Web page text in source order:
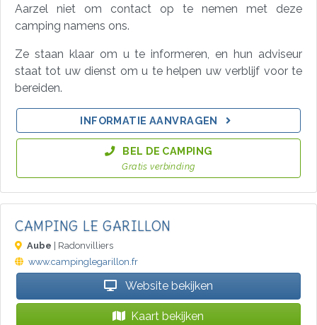
Aarzel niet om contact op te nemen met deze
camping namens ons.
Ze staan klaar om u te informeren, en hun adviseur
staat tot uw dienst om u te helpen uw verblijf voor te
bereiden.
INFORMATIE AANVRAGEN
BEL DE CAMPING
Gratis verbinding
CAMPING LE GARILLON
Aube | Radonvilliers
www.campinglegarillon.fr
Website bekijken
Kaart bekijken